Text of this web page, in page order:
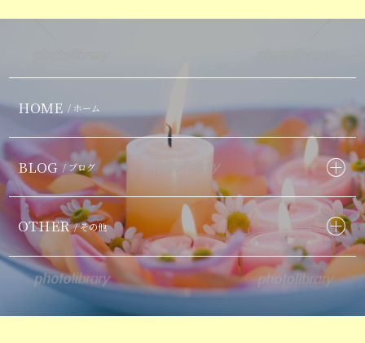
HOME / ホーム
BLOG / ブログ
OTHER / その他